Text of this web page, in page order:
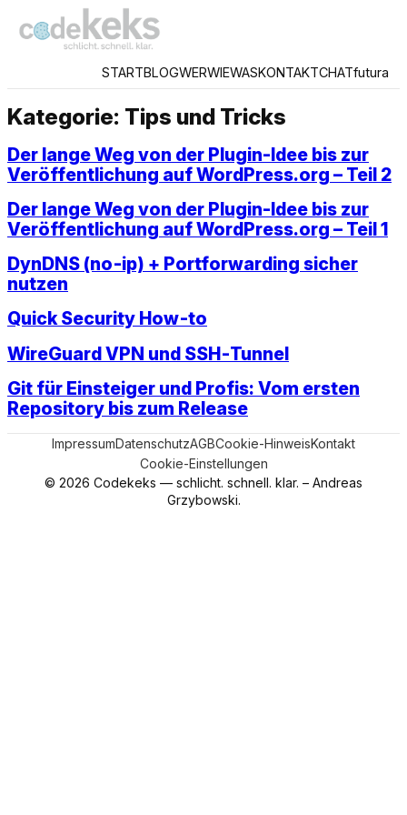
STARTBLOGWERWIEWASKONTAKTCHATfutura
Kategorie: Tips und Tricks
Der lange Weg von der Plugin-Idee bis zur
Veröffentlichung auf WordPress.org – Teil 2
Der lange Weg von der Plugin-Idee bis zur
Veröffentlichung auf WordPress.org – Teil 1
DynDNS (no‑ip) + Portforwarding sicher
nutzen
Quick Security How‑to
WireGuard VPN und SSH‑Tunnel
Git für Einsteiger und Profis: Vom ersten
Repository bis zum Release
ImpressumDatenschutzAGBCookie-HinweisKontakt
Cookie-Einstellungen
© 2026 Codekeks — schlicht. schnell. klar. – Andreas
Grzybowski.